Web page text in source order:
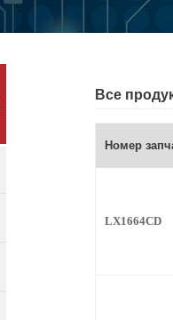
Все
Номер
LX1664CD